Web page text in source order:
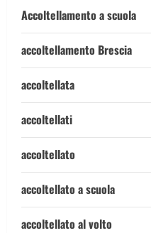
Accoltellamento a scuola
accoltellamento Brescia
accoltellata
accoltellati
accoltellato
accoltellato a scuola
accoltellato al volto